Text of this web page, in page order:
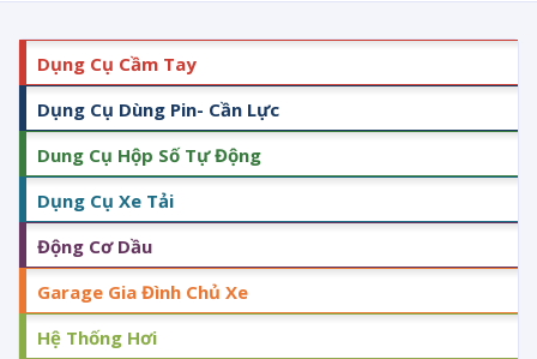
Dụng Cụ Cầm Tay
Dụng Cụ Dùng Pin- Cần Lực
Dung Cụ Hộp Số Tự Động
Dụng Cụ Xe Tải
Động Cơ Dầu
Garage Gia Đình Chủ Xe
Hệ Thống Hơi